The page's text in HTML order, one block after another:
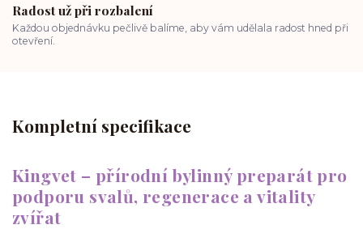
Radost už při rozbalení
Každou objednávku pečlivě balíme, aby vám udělala radost hned při
otevření.
Kompletní specifikace
Kingvet – přírodní bylinný preparát pro
podporu svalů, regenerace a vitality
zvířat